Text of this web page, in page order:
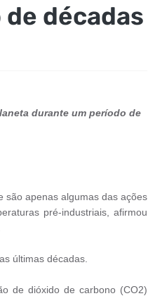
décadas
durante um período de
são apenas algumas das ações
pré-industriais, afirmou
últimas décadas.
de dióxido de carbono (CO2)